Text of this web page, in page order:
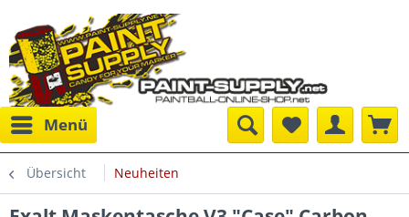
Menü
Übersicht Neuheiten